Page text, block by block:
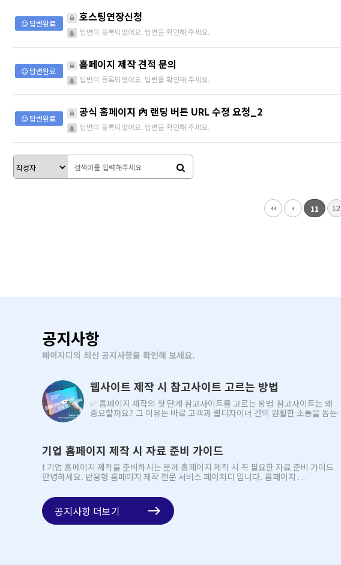
답변완료 호스팅연장신청
답변이 등록되었어요. 답변을 확인해 주세요.
답변완료 홈페이지 제작 견적 문의
답변이 등록되었어요. 답변을 확인해 주세요.
답변완료 공식 홈페이지 內 랜딩 버튼 URL 수정 요청_2
답변이 등록되었어요. 답변을 확인해 주세요.
11 12
공지사항
페이지디의 최신 공지사항을 확인해 보세요.
웹사이트 제작 시 참고사이트 고르는 방법
✅ 홈페이지 제작의 첫 단계 참고사이트를 고르는 방법 참고사이트는 왜
중요할까요? 그 이유는 바로 고객과 웹디자이너 간의 원활한 소통을 돕는
기업 홈페이지 제작 시 자료 준비 가이드
❗ 기업 홈페이지 제작을 준비하시는 분께 홈페이지 제작 시 꼭 필요한 자료 준비 가이드
안녕하세요. 반응형 홈페이지 제작 전문 서비스 페이지디 입니다. 홈페이지 . . .
공지사항 더보기 east